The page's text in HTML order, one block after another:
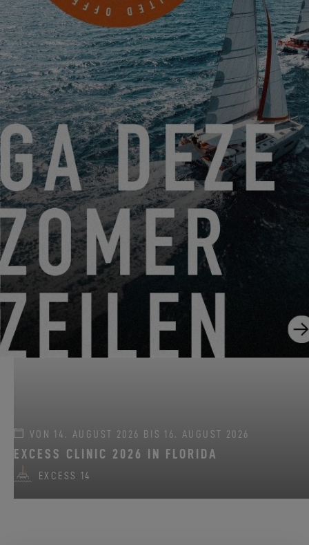
7350 EDGEWOOD ROAD
ANNAPOLIS, USA
EINEN TERMIN VEREINBAREN
VON 22. JUNI 2026 BIS 31. AUGUST 2026
GO SAILING MIT EXCESS DIESEN SOMMER!
EXCESS 11 EXCESS 13 EXCESS 14
VON 14. AUGUST 2026 BIS 16. AUGUST 2026
EXCESS CLINIC 2026 IN FLORIDA
EXCESS 14